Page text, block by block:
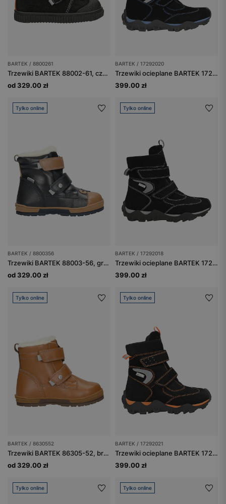
BARTEK / 8800261
Trzewiki BARTEK 88002-61, czarny + popiel
od 329.00 zł
BARTEK / 17292020
Trzewiki ocieplane BARTEK 17292020, czarno-niebieskie
399.00 zł
Tylko online
BARTEK / 8800356
Trzewiki BARTEK 88003-56, granatowo-brązowe
od 329.00 zł
Tylko online
BARTEK / 17292018
Trzewiki ocieplane BARTEK 17292018, czarno-szary
399.00 zł
Tylko online
BARTEK / 8630552
Trzewiki BARTEK 86305-52, brązowe
od 329.00 zł
Tylko online
BARTEK / 17292021
Trzewiki ocieplane BARTEK 17292021, czarno-pomarańczowe
399.00 zł
Tylko online Tylko online